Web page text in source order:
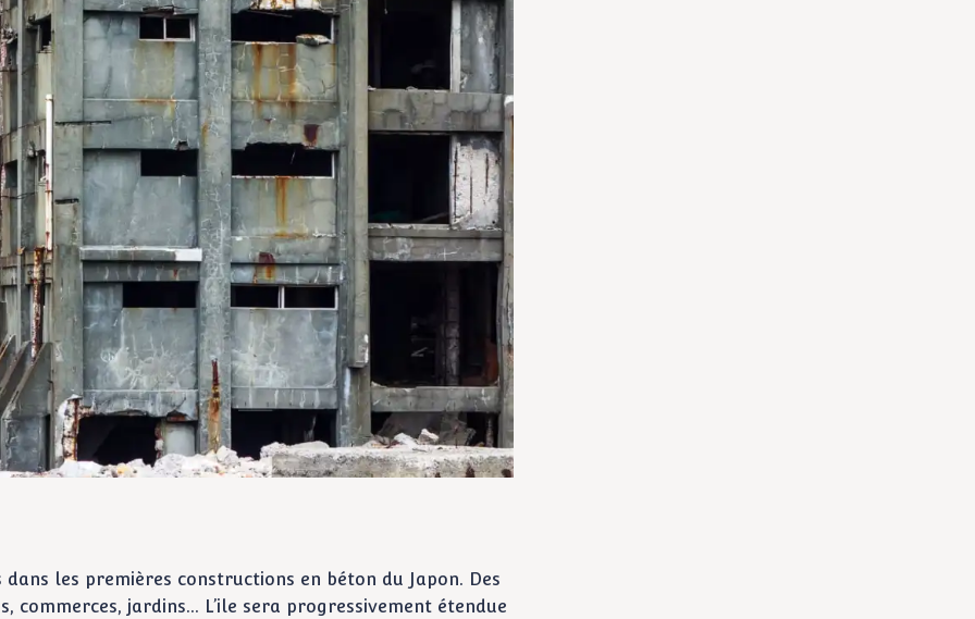
les premières constructions en béton du Japon. Des
commerces, jardins… L’ile sera progressivement étendue